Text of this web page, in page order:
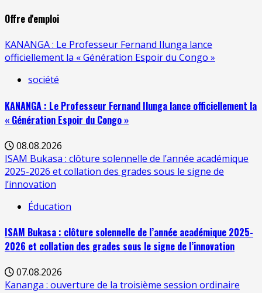
Offre d'emploi
KANANGA : Le Professeur Fernand Ilunga lance
officiellement la « Génération Espoir du Congo »
société
KANANGA : Le Professeur Fernand Ilunga lance officiellement la
« Génération Espoir du Congo »
08.08.2026
ISAM Bukasa : clôture solennelle de l’année académique
2025-2026 et collation des grades sous le signe de
l’innovation
Éducation
ISAM Bukasa : clôture solennelle de l’année académique 2025-
2026 et collation des grades sous le signe de l’innovation
07.08.2026
Kananga : ouverture de la troisième session ordinaire